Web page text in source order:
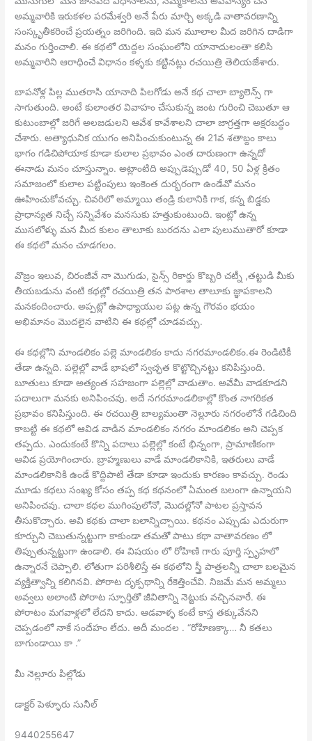
అమ్మవారికి ఇరుకళల పరమేశ్వరి అనే పేరు మార్చి అక్కడి వాతావరణాన్ని
సంస్కృతీకరించే ప్రయత్నం జరిగింది. ఇది మన మూలాల మీద జరిగిన దాడిగా
మనం గుర్తించాలి. ఈ కథలో యెద్దల సంఘంలోని యానాదులంతా కలిసి
అమ్మవారిని ఆరాధించే విధానం కళ్ళకు కట్టినట్లు రచయిత్రి తెలియజేశారు.
బాపనోళ్ల పిల్ల ముతరాసి యానాది పిలగోడు అనే కథ చాలా బ్యాలెన్స్ గా
సాగుతుంది. అంటే కులాంతర వివాహం చేసుకున్న జంట గురించి చెబుతూ ఆ
కుటుంబాల్లో జరిగే అలజడులని ఆవేశ కావేశాలని చాలా జాగ్రత్తగా అక్షరబద్ధం
చేశారు. అత్యాధునిక యుగం అనిపించుకుంటున్న ఈ 21వ శతాబ్దం కాలు
భాగం గడిచిపోయాక కూడా కులాల ప్రభావం ఎంత దారుణంగా ఉన్నదో
ఈనాడు మనం చూస్తున్నాం. అట్లాంటిది అప్పుడెప్పుడో 40, 50 ఏళ్ల క్రితం
సమాజంలో కులాల పట్టింపులు ఇంకెంత దుర్భరంగా ఉండేవో మనం
ఊహించుకోవచ్చు. చివరిలో అమ్మాయి తండ్రి కులానికి గాక, కన్న బిడ్డకు
ప్రాధాన్యత నిచ్చే సన్నివేశం మనసుకు హత్తుకుంటుంది. ఇంట్లో ఉన్న
ముసలోళ్ళు మన మీద కులం తాలూకు బురదను ఎలా పులుముతారో కూడా
ఈ కథలో మనం చూడగలం.
వొజ్రం ఇలువ, చిరంజీవే నా మొగుడు, సైన్స్ రికార్డు కొబ్బరి చట్నీ ,తట్టుడి మీకు
తీయబడును వంటి కథల్లో రచయిత్రి తన పాఠశాల తాలూకు జ్ఞాపకాలని
మనకందించారు. అప్పట్లో ఉపాధ్యాయుల పట్ల ఉన్న గౌరవం భయం
అభిమానం మొదలైన వాటిని ఈ కథల్లో చూడవచ్చు.
ఈ కథల్లోని మాండలికం పల్లె మాండలికం కాదు నగరమాండలికం.ఈ రెండిటికీ
తేడా ఉన్నది. పల్లెల్లో వాడే భాషలో స్వచ్ఛత కొట్టొచ్చినట్టు కనిపిస్తుంది.
బూతులు కూడా అత్యంత సహజంగా పల్లెల్లో వాడుతాం. అవేమీ వాడకూడని
పదాలుగా మనకు అనిపించవు. అదే నగరమాండలికాల్లో కొంత నాగరికత
ప్రభావం కనిపిస్తుంది. ఈ రచయిత్రి బాల్యమంతా నెల్లూరు నగరంలోనే గడిచింది
కాబట్టి ఈ కథలో ఆవిడ వాడిన మాండలికం నగరం మాండలికం అని చెప్పక
తప్పదు. ఎందుకంటే కొన్ని పదాలు పల్లెల్లో కంటే భిన్నంగా, ప్రామాణికంగా
ఆవిడ ప్రయోగించారు. బ్రాహ్మణులు వాడే మాండలికానికి, ఇతరులు వాడే
మాండలికానికి ఉండే కొద్దిపాటి తేడా కూడా ఇందుకు కారణం కావచ్చు. రెండు
మూడు కథలు సంఖ్య కోసం తప్ప కథ కథనంలో ఏమంత బలంగా ఉన్నాయని
అనిపించవు. చాలా కథల ముగింపులోనో, మొదల్లోనో పాటల ప్రస్తావన
తీసుకొచ్చారు. అవి కథకు చాలా బలాన్నిచ్చాయి. కథనం ఎప్పుడు ఎదురుగా
కూర్చుని చెబుతున్నట్టుగా కాకుండా తమతో పాటు కథా వాతావరణం లో
తిప్పుతున్నట్టుగా ఉండాలి. ఈ విషయం లో రోహిణి గారు పూర్తి స్పృహలో
ఉన్నారనే చెప్పాలి. లోతుగా పరిశీలిస్తే ఈ కథలోని స్త్రీ పాత్రలన్నీ చాలా బలమైన
వ్యక్తిత్వాన్ని కలిగినవి. పోరాట దృక్పథాన్ని రేకెత్తించేవి. నిజమే మన అమ్మలు
అవ్వలు అలాంటి పోరాట స్ఫూర్తితో జీవితాన్ని నెట్టుకు వచ్చినవారే. ఈ
పోరాటం మగవాళ్లలో లేదని కాదు. ఆడవాళ్ళ కంటే కాస్త తక్కువేనని
చెప్పడంలో నాకే సందేహం లేదు. అదీ మందల . “రోహిణక్కా… నీ కతలు
బాగుండాయి కా .”
మీ నెల్లూరు పిల్లోడు
డాక్టర్ పెళ్ళూరు సునీల్
9440255647